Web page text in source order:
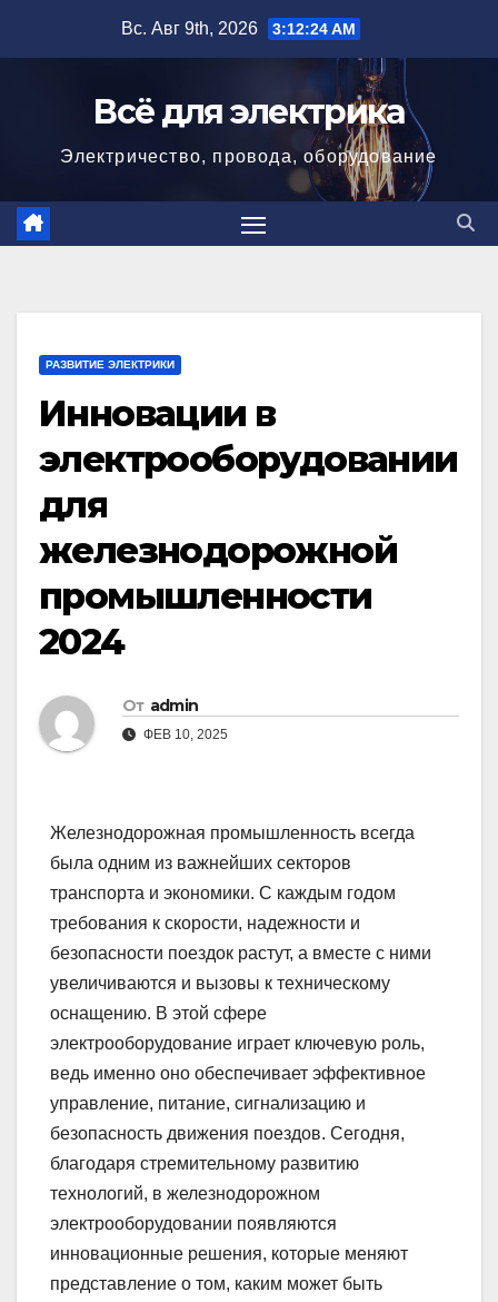
Вс. Авг 9th, 2026 3:12:25 AM
Всё для электрика
Электричество, провода, оборудование
РАЗВИТИЕ ЭЛЕКТРИКИ
Инновации в
электрооборудовании
для
железнодорожной
промышленности
2024
От admin
ФЕВ 10, 2025
Железнодорожная промышленность всегда
была одним из важнейших секторов
транспорта и экономики. С каждым годом
требования к скорости, надежности и
безопасности поездок растут, а вместе с ними
увеличиваются и вызовы к техническому
оснащению. В этой сфере
электрооборудование играет ключевую роль,
ведь именно оно обеспечивает эффективное
управление, питание, сигнализацию и
безопасность движения поездов. Сегодня,
благодаря стремительному развитию
технологий, в железнодорожном
электрооборудовании появляются
инновационные решения, которые меняют
представление о том, каким может быть